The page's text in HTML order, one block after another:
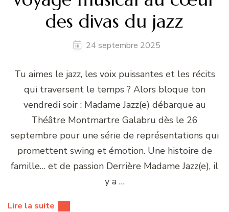
des divas du jazz
24 septembre 2025
Tu aimes le jazz, les voix puissantes et les récits
qui traversent le temps ? Alors bloque ton
vendredi soir : Madame Jazz(e) débarque au
Théâtre Montmartre Galabru dès le 26
septembre pour une série de représentations qui
promettent swing et émotion. Une histoire de
famille… et de passion Derrière Madame Jazz(e), il
y a …
Lire la suite